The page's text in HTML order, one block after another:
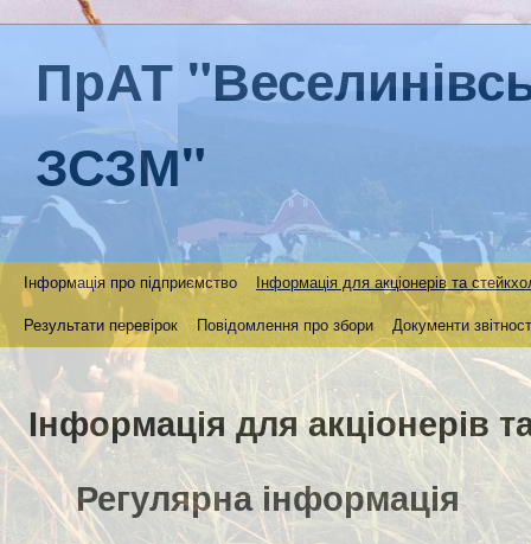
ПрАТ
ЗСЗМ"
Інформація про підприємство Інформація для акціонерів та
Результати перевірок Повідомлення про збори Документи
Інформація для акціонерів
Регулярна інформація